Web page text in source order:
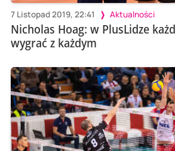
7 Listopad 2019, 22:41 Aktualności
Nicholas Hoag: w PlusLidze
wygrać z każdym